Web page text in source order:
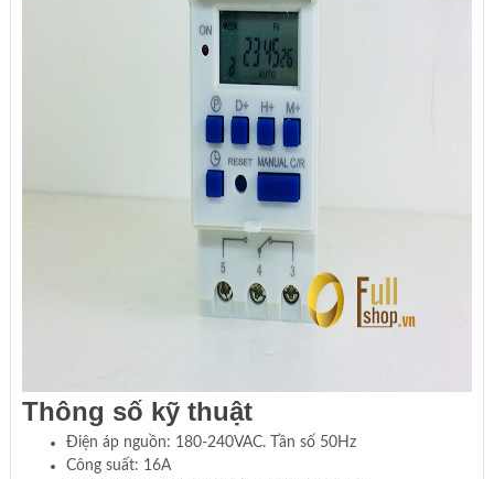
Thông số kỹ thuật
Điện áp nguồn: 180-240VAC. Tần số 50Hz
Công suất: 16A